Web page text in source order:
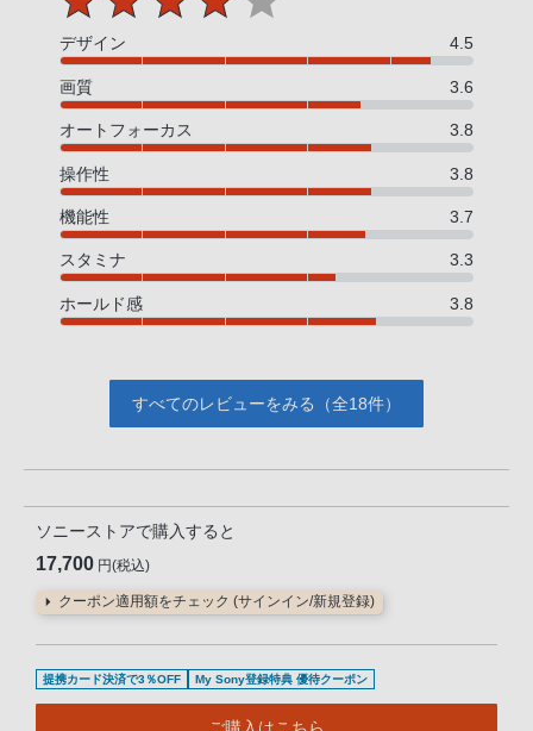
デザイン 4.5
画質 3.6
オートフォーカス 3.8
操作性 3.8
機能性 3.7
スタミナ 3.3
ホールド感 3.8
すべてのレビューをみる（全18件）
ソニーストアで購入すると
17,700 円(税込)
クーポン適用額をチェック (サインイン/新規登録)
提携カード決済で3％OFF My Sony登録特典 優待クーポン
ご購入はこちら